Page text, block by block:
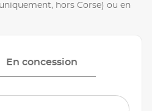
hors Corse) ou en
En concession